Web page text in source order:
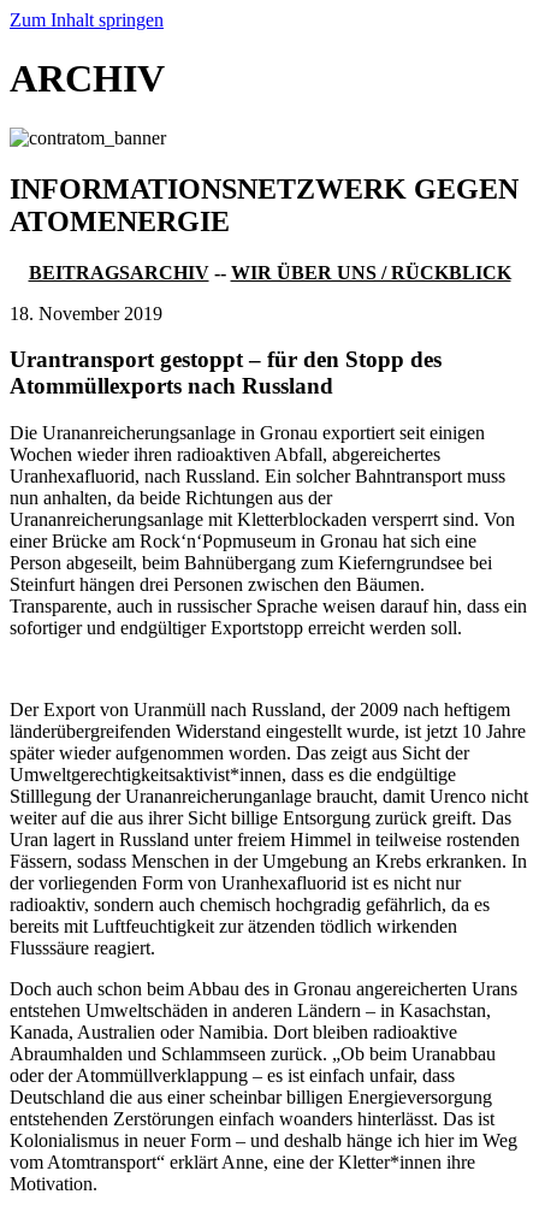
Zum Inhalt springen
ARCHIV
INFORMATIONSNETZWERK GEGEN
ATOMENERGIE
BEITRAGSARCHIV-- WIR ÜBER UNS / RÜCKBLICK
18. November 2019
Urantransport gestoppt – für den Stopp des
Atommüllexports nach Russland
Die Urananreicherungsanlage in Gronau exportiert seit einigen
Wochen wieder ihren radioaktiven Abfall, abgereichertes
Uranhexafluorid, nach Russland. Ein solcher Bahntransport muss
nun anhalten, da beide Richtungen aus der
Urananreicherungsanlage mit Kletterblockaden versperrt sind. Von
einer Brücke am Rock‘n‘Popmuseum in Gronau hat sich eine
Person abgeseilt, beim Bahnübergang zum Kieferngrundsee bei
Steinfurt hängen drei Personen zwischen den Bäumen.
Transparente, auch in russischer Sprache weisen darauf hin, dass ein
sofortiger und endgültiger Exportstopp erreicht werden soll.
Der Export von Uranmüll nach Russland, der 2009 nach heftigem
länderübergreifenden Widerstand eingestellt wurde, ist jetzt 10 Jahre
später wieder aufgenommen worden. Das zeigt aus Sicht der
Umweltgerechtigkeitsaktivist*innen, dass es die endgültige
Stilllegung der Urananreicherunganlage braucht, damit Urenco nicht
weiter auf die aus ihrer Sicht billige Entsorgung zurück greift. Das
Uran lagert in Russland unter freiem Himmel in teilweise rostenden
Fässern, sodass Menschen in der Umgebung an Krebs erkranken. In
der vorliegenden Form von Uranhexafluorid ist es nicht nur
radioaktiv, sondern auch chemisch hochgradig gefährlich, da es
bereits mit Luftfeuchtigkeit zur ätzenden tödlich wirkenden
Flusssäure reagiert.
Doch auch schon beim Abbau des in Gronau angereicherten Urans
entstehen Umweltschäden in anderen Ländern – in Kasachstan,
Kanada, Australien oder Namibia. Dort bleiben radioaktive
Abraumhalden und Schlammseen zurück. „Ob beim Uranabbau
oder der Atommüllverklappung – es ist einfach unfair, dass
Deutschland die aus einer scheinbar billigen Energieversorgung
entstehenden Zerstörungen einfach woanders hinterlässt. Das ist
Kolonialismus in neuer Form – und deshalb hänge ich hier im Weg
vom Atomtransport“ erklärt Anne, eine der Kletter*innen ihre
Motivation.